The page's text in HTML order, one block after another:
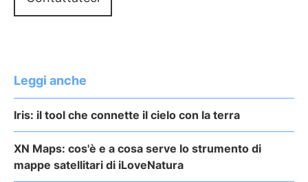
Leggi anche
Iris: il tool che connette il cielo con la terra
XN Maps: cos'è e a cosa serve lo strumento di
mappe satellitari di iLoveNatura